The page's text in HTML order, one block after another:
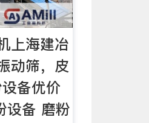
上海建冶
动筛，皮
备优价
设备 磨粉